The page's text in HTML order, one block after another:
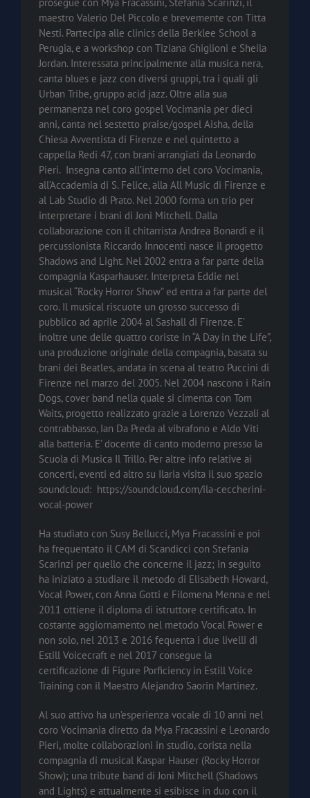
maestro Valerio Del Piccolo e brevemente con Titta
Nesti. Partecipa alle clinics della Berklee School a
Perugia, e a workshop con Tiziana Ghiglioni e Sheila
Jordan. Interessata principalmente alla musica nera,
canta blues e jazz con diversi gruppi, tra i quali gli
Urban Tribe, gruppo acid jazz. Oltre alla sua
permanenza nel coro gospel Vocimania per dieci
anni, canta nel sestetto praise/gospel Aisha, della
Chiesa Avventista di Firenze e nel quintetto a
cappella Redi 47, con brani arrangiati da Leonardo
Pieri. Insegna canto all’interno del coro Vocimania,
all’Accademia di S. Felice, alla All Music di Firenze e
al Lab Studio di Prato. Nel 2000 forma un trio per
interpretare i brani di Joni Mitchell. Dalla
collaborazione con il chitarrista Andrea Bonardi e il
percussionista Riccardo Innocenti nasce il progetto
Shadows and Light. Nel 2002 entra a far parte della
compagnia Kasparhauser. Interpreta Eddie nel
musical “Rocky Horror Show” ed entra a far parte del
coro. Il musical riscuote un grosso successo di
pubblico ad aprile 2004 al Sashall di Firenze. E’
inoltre une delle quattro coriste in “A Day in the Life”,
una produzione originale della compagnia, basata su
brani dei Beatles, andata in scena al teatro Puccini di
Firenze nel marzo del 2005. Nel 2004 nascono i Rain
Dogs, cover band nella quale si cimenta con Tom
Waits, progetto realizzato grazie a Lorenzo Vezzali al
contrabbasso, Ian Da Preda al vibrafono e Aldo Viti
alla batteria. E’ docente di canto moderno presso la
Scuola di Musica Il Trillo. Per altre info relative ai
concerti, eventi ed altro su Ilaria visita il suo spazio
soundcloud: https://soundcloud.com/ila-ceccherini-
vocal-power
Ha studiato con Susy Bellucci, Mya Fracassini e poi
ha frequentato il CAM di Scandicci con Stefania
Scarinzi per quello che concerne il jazz; in seguito
ha iniziato a studiare il metodo di Elisabeth Howard,
Vocal Power, con Anna Gotti e Filomena Menna e nel
2011 ottiene il diploma di istruttore certificato. In
costante aggiornamento nel metodo Vocal Power e
non solo, nel 2013 e 2016 fequenta i due livelli di
Estill Voicecraft e nel 2017 consegue la
certificazione di Figure Porficiency in Estill Voice
Training con il Maestro Alejandro Saorin Martinez.
Al suo attivo ha un’esperienza vocale di 10 anni nel
coro Vocimania diretto da Mya Fracassini e Leonardo
Pieri, molte collaborazioni in studio, corista nella
compagnia di musical Kaspar Hauser (Rocky Horror
Show); una tribute band di Joni Mitchell (Shadows
and Lights) e attualmente si esibisce in duo con il